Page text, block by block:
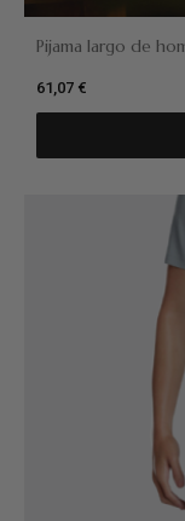
Pijama largo de
61,07 €